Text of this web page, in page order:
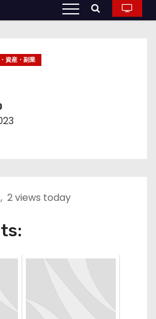
資産・副業
2 views today